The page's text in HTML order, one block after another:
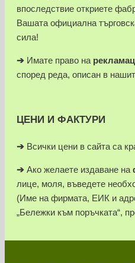
впоследствие откриете
Вашата официална
сила!
➔ Имате право на
според реда, описан в
ЦЕНИ И ФАКТУРИ
➔ Всички цени в сайта са
➔ Ако желаете издаване на
лице, моля, въведете
(Име на фирмата, ЕИК и
„Бележки към поръчката“,